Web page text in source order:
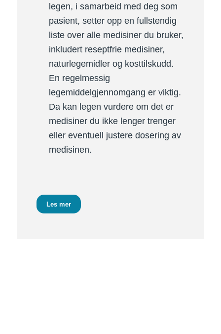
legen, i samarbeid med deg som
pasient, setter opp en fullstendig
liste over alle medisiner du bruker,
inkludert reseptfrie medisiner,
naturlegemidler og kosttilskudd.
En regelmessig
legemiddelgjennomgang er viktig.
Da kan legen vurdere om det er
medisiner du ikke lenger trenger
eller eventuell justere dosering av
medisinen.
Les mer